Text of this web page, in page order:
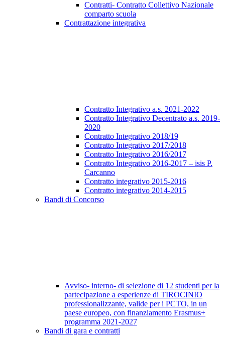
Contratti- Contratto Collettivo Nazionale
comparto scuola
Contrattazione integrativa
Contratto Integrativo a.s. 2021-2022
Contratto Integrativo Decentrato a.s. 2019-
2020
Contratto Integrativo 2018/19
Contratto Integrativo 2017/2018
Contratto Integrativo 2016/2017
Contratto Integrativo 2016-2017 – isis P.
Carcanno
Contratto integrativo 2015-2016
Contratto integrativo 2014-2015
Bandi di Concorso
Avviso- interno- di selezione di 12 studenti per la
partecipazione a esperienze di TIROCINIO
professionalizzante, valide per i PCTO, in un
paese europeo, con finanziamento Erasmus+
programma 2021-2027
Bandi di gara e contratti